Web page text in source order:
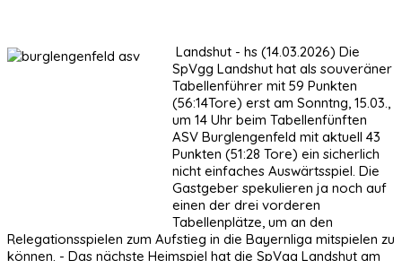
Landshut - hs (14.03.2026) Die
SpVgg Landshut hat als souveräner
Tabellenführer mit 59 Punkten
(56:14Tore) erst am Sonntng, 15.03.,
um 14 Uhr beim Tabellenfünften
ASV Burglengenfeld mit aktuell 43
Punkten (51:28 Tore) ein sicherlich
nicht einfaches Auswärtsspiel. Die
Gastgeber spekulieren ja noch auf
einen der drei vorderen
Tabellenplätze, um an den
Relegationsspielen zum Aufstieg in die Bayernliga mitspielen zu
können. - Das nächste Heimspiel hat die SpVgg Landshut am